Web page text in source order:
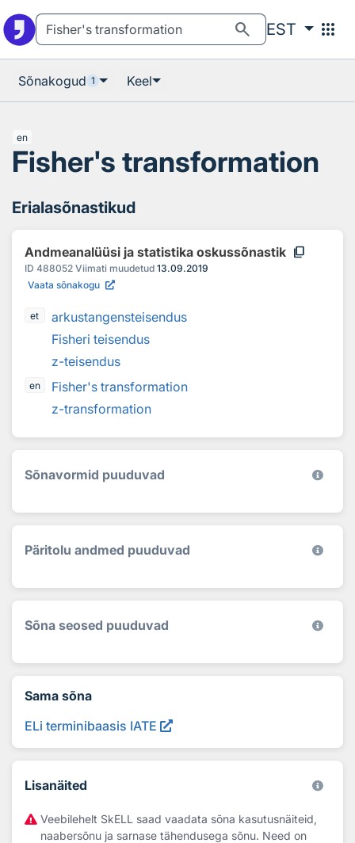
search EST apps
Sõnakogud 1 Keel
en
Fisher's transformation
Erialasõnastikud
Andmeanalüüsi ja statistika oskussõnastik content_copy
ID 488052 Viimati muudetud 13.09.2019
Vaata sõnakogu
et
arkustangensteisendus
Fisheri teisendus
z-teisendus
en
Fisher's transformation
z-transformation
Sõnavormid puuduvad
Päritolu andmed puuduvad
Sõna seosed puuduvad
Sama sõna
ELi terminibaasis IATE
Lisanäited
Veebilehelt SkELL saad vaadata sõna kasutusnäiteid,
naabersõnu ja sarnase tähendusega sõnu. Need on